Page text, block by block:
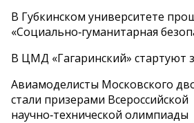
В Губкинском университете
«Социально‑гуманитарная
В ЦМД «Гагаринский» стартуют
Авиамоделисты Московского
стали призерами Всероссийской
научно‑технической олимпиады